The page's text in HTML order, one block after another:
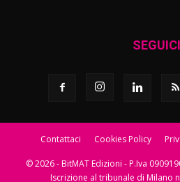
SEGUICI
Contattaci Cookies Policy
© 2026 - BitMAT Edizioni - P.Iva
Iscrizione al tribunale di Milano